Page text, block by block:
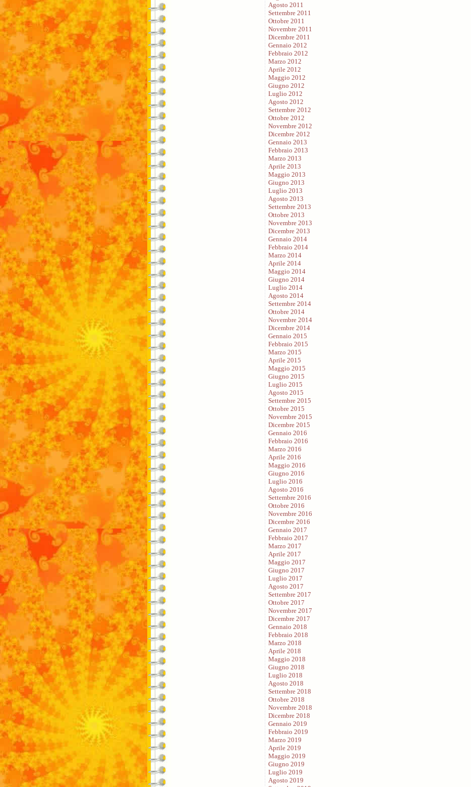
Agosto 2011
Settembre 2011
Ottobre 2011
Novembre 2011
Dicembre 2011
Gennaio 2012
Febbraio 2012
Marzo 2012
Aprile 2012
Maggio 2012
Giugno 2012
Luglio 2012
Agosto 2012
Settembre 2012
Ottobre 2012
Novembre 2012
Dicembre 2012
Gennaio 2013
Febbraio 2013
Marzo 2013
Aprile 2013
Maggio 2013
Giugno 2013
Luglio 2013
Agosto 2013
Settembre 2013
Ottobre 2013
Novembre 2013
Dicembre 2013
Gennaio 2014
Febbraio 2014
Marzo 2014
Aprile 2014
Maggio 2014
Giugno 2014
Luglio 2014
Agosto 2014
Settembre 2014
Ottobre 2014
Novembre 2014
Dicembre 2014
Gennaio 2015
Febbraio 2015
Marzo 2015
Aprile 2015
Maggio 2015
Giugno 2015
Luglio 2015
Agosto 2015
Settembre 2015
Ottobre 2015
Novembre 2015
Dicembre 2015
Gennaio 2016
Febbraio 2016
Marzo 2016
Aprile 2016
Maggio 2016
Giugno 2016
Luglio 2016
Agosto 2016
Settembre 2016
Ottobre 2016
Novembre 2016
Dicembre 2016
Gennaio 2017
Febbraio 2017
Marzo 2017
Aprile 2017
Maggio 2017
Giugno 2017
Luglio 2017
Agosto 2017
Settembre 2017
Ottobre 2017
Novembre 2017
Dicembre 2017
Gennaio 2018
Febbraio 2018
Marzo 2018
Aprile 2018
Maggio 2018
Giugno 2018
Luglio 2018
Agosto 2018
Settembre 2018
Ottobre 2018
Novembre 2018
Dicembre 2018
Gennaio 2019
Febbraio 2019
Marzo 2019
Aprile 2019
Maggio 2019
Giugno 2019
Luglio 2019
Agosto 2019